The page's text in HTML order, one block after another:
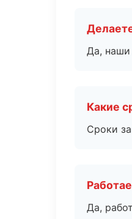
Да, наши
Какие
Сроки
Да,